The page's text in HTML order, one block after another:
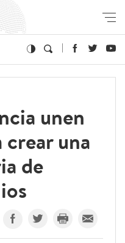
unen
crear una
de